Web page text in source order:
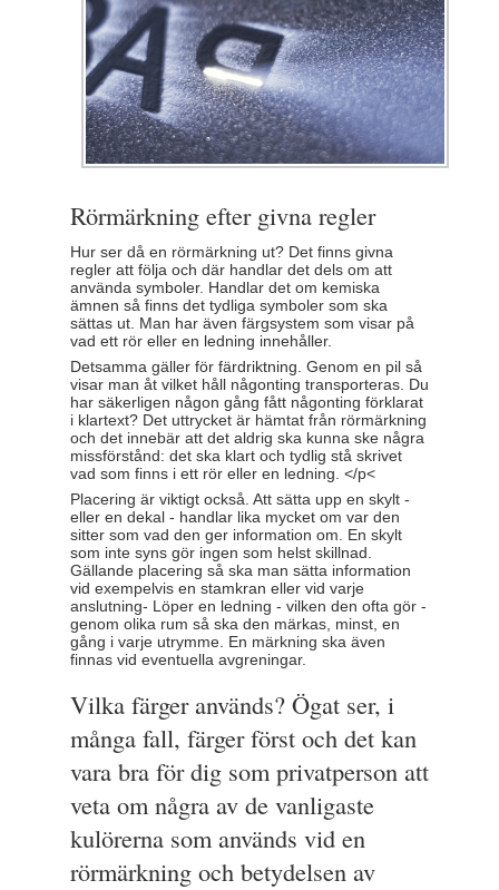
Rörmärkning efter givna regler
Hur ser då en rörmärkning ut? Det finns givna
regler att följa och där handlar det dels om att
använda symboler. Handlar det om kemiska
ämnen så finns det tydliga symboler som ska
sättas ut. Man har även färgsystem som visar på
vad ett rör eller en ledning innehåller.
Detsamma gäller för färdriktning. Genom en pil så
visar man åt vilket håll någonting transporteras. Du
har säkerligen någon gång fått någonting förklarat
i klartext? Det uttrycket är hämtat från rörmärkning
och det innebär att det aldrig ska kunna ske några
missförstånd: det ska klart och tydlig stå skrivet
vad som finns i ett rör eller en ledning. </p<
Placering är viktigt också. Att sätta upp en skylt -
eller en dekal - handlar lika mycket om var den
sitter som vad den ger information om. En skylt
som inte syns gör ingen som helst skillnad.
Gällande placering så ska man sätta information
vid exempelvis en stamkran eller vid varje
anslutning- Löper en ledning - vilken den ofta gör -
genom olika rum så ska den märkas, minst, en
gång i varje utrymme. En märkning ska även
finnas vid eventuella avgreningar.
Vilka färger används? Ögat ser, i
många fall, färger först och det kan
vara bra för dig som privatperson att
veta om några av de vanligaste
kulörerna som används vid en
rörmärkning och betydelsen av